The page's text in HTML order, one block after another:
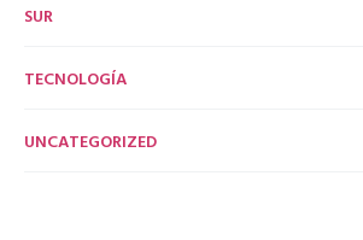
SUR
TECNOLOGÍA
UNCATEGORIZED